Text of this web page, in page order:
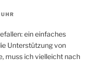
ein einfaches
Unterstützung von
muss ich vielleicht nach